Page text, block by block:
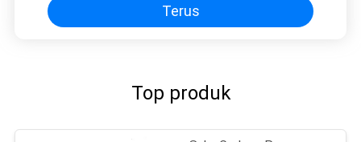
Terus
Top produk